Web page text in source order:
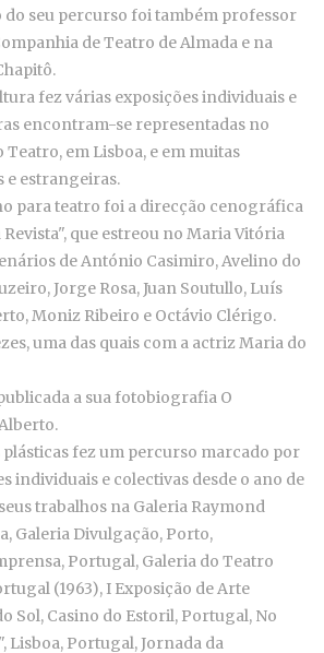
do seu percurso foi também professor
de Teatro de Almada e na
fez várias exposições individuais e
encontram-se representadas no
Teatro, em Lisboa, e em muitas
e estrangeiras.
para teatro foi a direcção cenográfica
Revista", que estreou no Maria Vitória
de António Casimiro, Avelino do
Jorge Rosa, Juan Soutullo, Luís
Moniz Ribeiro e Octávio Clérigo.
uma das quais com a actriz Maria do
a sua fotobiografia O
plásticas fez um percurso marcado por
individuais e colectivas desde o ano de
trabalhos na Galeria Raymond
Galeria Divulgação, Porto,
Portugal, Galeria do Teatro
(1963), I Exposição de Arte
Sol, Casino do Estoril, Portugal, No
Lisboa, Portugal,Jornada da